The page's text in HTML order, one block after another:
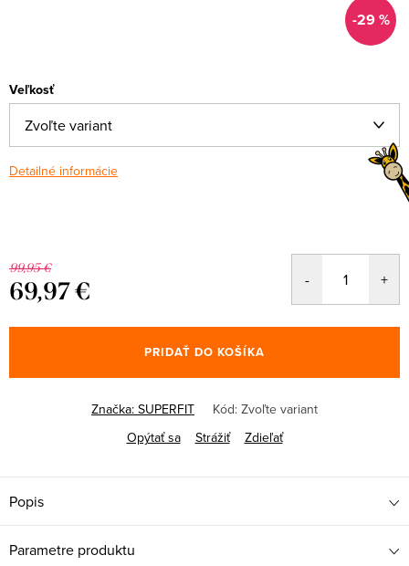
-29 %
Veľkosť
Detailné informácie
99,95 €
69,97 €
cena:
PRIDAŤ DO KOŠÍKA
Značka: SUPERFIT Kód: Zvoľte variant
Opýtať sa
Strážiť Zdieľať
Popis
Parametre produktu